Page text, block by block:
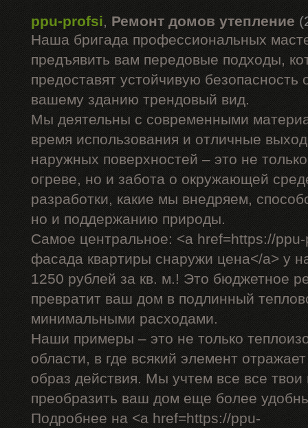
ppu-profsi, Ремонт домов утепление
Наша бригада профессиональных
предъявить вам передовые подходы,
предоставят устойчивую безопасность
вашему зданию трендовый вид.
Мы деятельны с современными
время использования и отличные
наружных поверхностей – это не
огреве, но и забота о окружающей
разработки, какие мы внедряем,
но и поддержанию природы.
Самое центральное: <a href=https://
фасада квартиры снаружи цена</a> у
1250 рублей за кв. м.! Это бюджетное
превратит ваш дом в подлинный
минимальными расходами.
Наши примеры – это не только
области, в где всякий элемент
образ действия. Мы учтем все все
преобразить ваш дом еще более
Подробнее на <a href=https://ppu-